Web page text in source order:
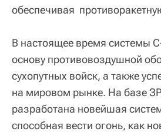
обеспечивая
В настоящее время системы
основу противовоздушной
сухопутных войск, а также
на мировом рынке. На базе
разработана новейшая
способная вести огонь, как